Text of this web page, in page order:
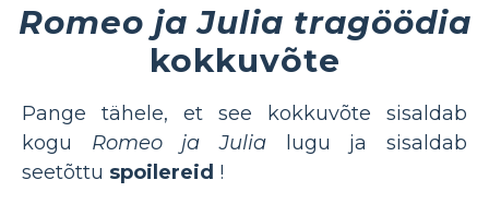
Romeo ja Julia tragöödia
kokkuvõte
Pange tähele, et see kokkuvõte sisaldab
kogu Romeo ja Julia lugu ja sisaldab
seetõttu spoilereid !